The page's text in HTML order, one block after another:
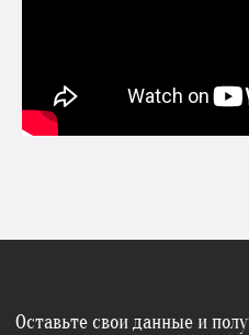
Оставьте свои данные и